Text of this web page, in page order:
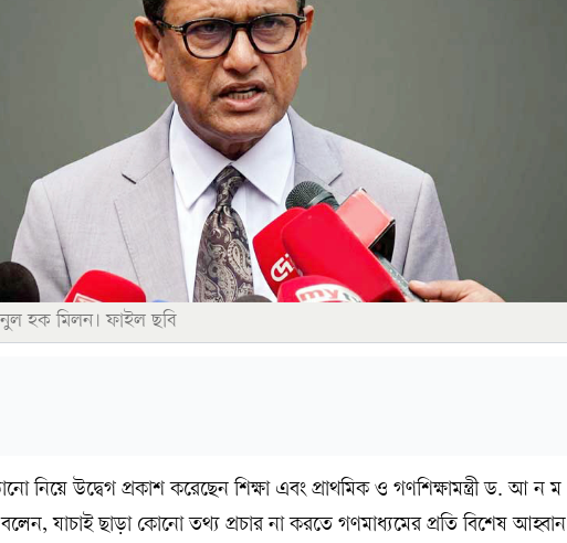
হক মিলন। ফাইল ছবি
নিয়ে উদ্বেগ প্রকাশ করেছেন ‎শিক্ষা এবং প্রাথমিক ও গণশিক্ষামন্ত্রী ড. আ ন ম
যাচাই ছাড়া কোনো তথ্য প্রচার না করতে গণমাধ্যমের প্রতি বিশেষ আহ্বান